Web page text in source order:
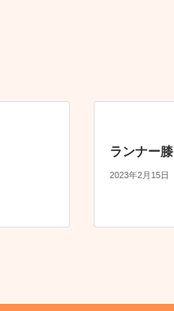
ランナー膝
2023年2月15日